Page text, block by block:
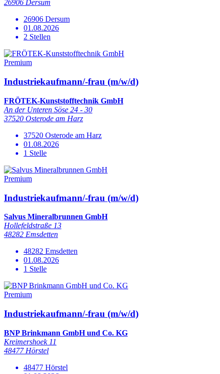
26906 Dersum
26906 Dersum
01.08.2026
2 Stellen
Premium
Industriekaufmann/-frau (m/w/d)
FRÖTEK-Kunststofftechnik GmbH
An der Unteren Söse 24 - 30
37520 Osterode am Harz
37520 Osterode am Harz
01.08.2026
1 Stelle
Premium
Industriekaufmann/-frau (m/w/d)
Salvus Mineralbrunnen GmbH
Hollefeldstraße 13
48282 Emsdetten
48282 Emsdetten
01.08.2026
1 Stelle
Premium
Industriekaufmann/-frau (m/w/d)
BNP Brinkmann GmbH und Co. KG
Kreimershoek 11
48477 Hörstel
48477 Hörstel